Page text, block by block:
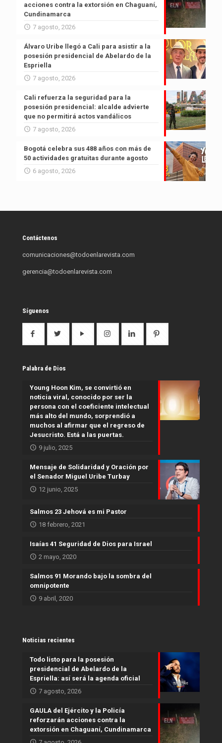
acciones contra la extorsión en Chaguaní,
Cundinamarca
7 agosto, 2026
Álvaro Uribe llegó a Cali para asistir a la
posesión presidencial de Abelardo de la
Espriella
7 agosto, 2026
Cali refuerza la seguridad para la
posesión presidencial: alcalde advierte
que no permitirá actos vandálicos
7 agosto, 2026
Bogotá celebra sus 488 años con más de
50 actividades gratuitas durante agosto
6 agosto, 2026
Contáctenos
comunicaciones@todoenlarevista.com
gerencia@todoenlarevista.com
Síguenos
Palabra de Dios
Young Hoon Kim, se convirtió en
noticia viral, conocido por ser la
persona con el coeficiente intelectual
más alto del mundo, sorprendió a
muchos al afirmar que el regreso de
Jesucristo. Está a las puertas.
9 julio, 2025
Mensaje de Solidaridad y Oración por
el Senador Miguel Uribe Turbay
12 junio, 2025
Salmos 23 Jehová es mi Pastor
18 febrero, 2021
Isaías 41 Seguridad de Dios para Israel
2 mayo, 2020
Salmos 91 Morando bajo la sombra del
omnipotente
9 abril, 2020
Noticias recientes
Todo listo para la posesión
presidencial de Abelardo de la
Espriella: así será la agenda oficial
7 agosto, 2026
GAULA del Ejército y la Policía
reforzarán acciones contra la
extorsión en Chaguaní, Cundinamarca